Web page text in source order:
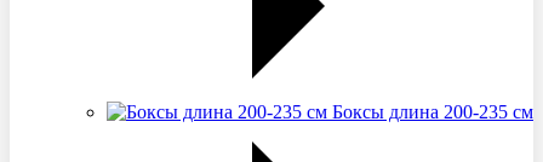
Боксы длина 200-235 см